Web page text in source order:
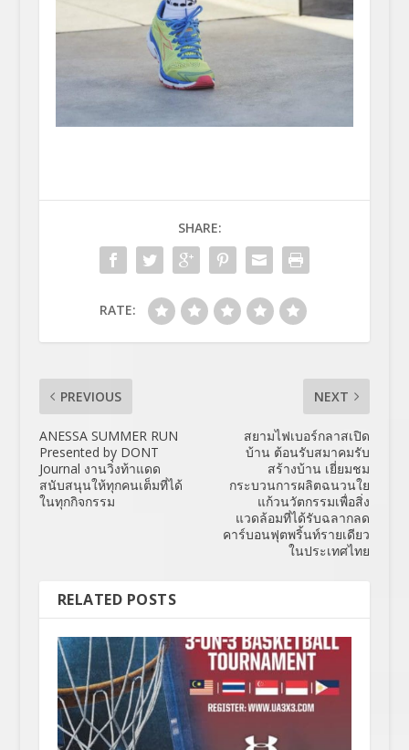
SHARE:
RATE:
PREVIOUS
ANESSA SUMMER RUN
Presented by DONT
Journal งานวิ่งท้าแดด
สนับสนุนให้ทุกคนเต็มที่ได้
ในทุกกิจกรรม
NEXT
สยามไฟเบอร์กลาสเปิด
บ้าน ต้อนรับสมาคมรับ
สร้างบ้าน เยี่ยมชม
กระบวนการผลิตฉนวนใย
แก้วนวัตกรรมเพื่อสิ่ง
แวดล้อมที่ได้รับฉลากลด
คาร์บอนฟุตพริ้นท์รายเดียว
ในประเทศไทย
RELATED POSTS